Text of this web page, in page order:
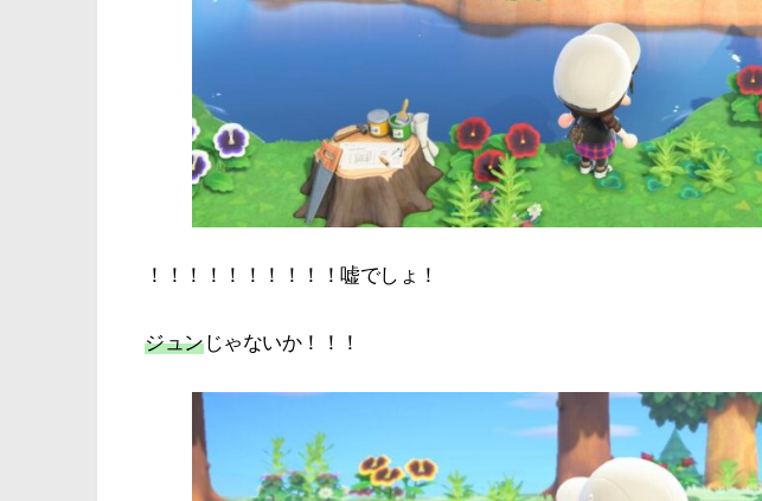
！！！！！！！！！！嘘でしょ！
ジュンじゃないか！！！